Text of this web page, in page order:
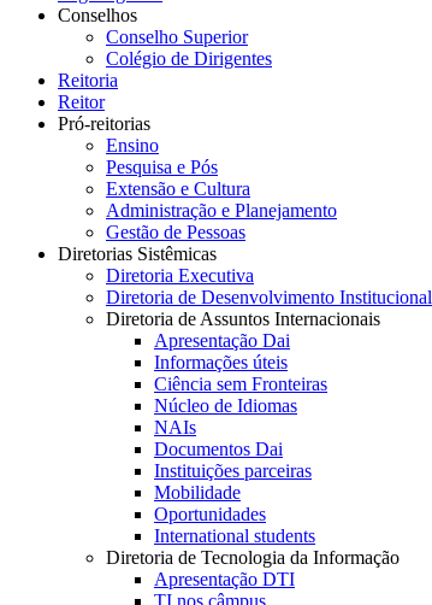
Conselhos
Conselho Superior
Colégio de Dirigentes
Reitoria
Reitor
Pró-reitorias
Ensino
Pesquisa e Pós
Extensão e Cultura
Administração e Planejamento
Gestão de Pessoas
Diretorias Sistêmicas
Diretoria Executiva
Diretoria de Desenvolvimento Institucional
Diretoria de Assuntos Internacionais
Apresentação Dai
Informações úteis
Ciência sem Fronteiras
Núcleo de Idiomas
NAIs
Documentos Dai
Instituições parceiras
Mobilidade
Oportunidades
International students
Diretoria de Tecnologia da Informação
Apresentação DTI